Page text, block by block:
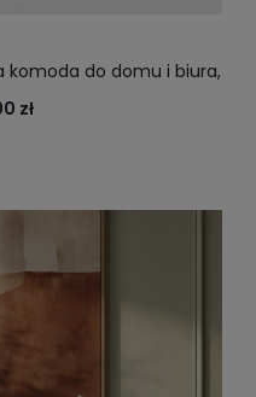
komoda do domu i biura,
zł